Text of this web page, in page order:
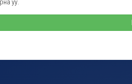
уу.